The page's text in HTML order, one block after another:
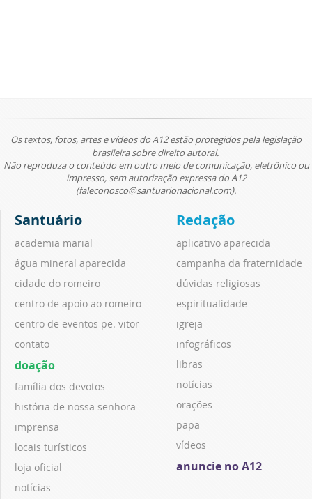
Os textos, fotos, artes e vídeos do A12 estão protegidos pela legislação
brasileira sobre direito autoral.
Não reproduza o conteúdo em outro meio de comunicação, eletrônico ou
impresso, sem autorização expressa do A12
(faleconosco@santuarionacional.com).
Santuário
academia marial
água mineral aparecida
cidade do romeiro
centro de apoio ao romeiro
centro de eventos pe. vitor
contato
doação
família dos devotos
história de nossa senhora
imprensa
locais turísticos
loja oficial
notícias
Redação
aplicativo aparecida
campanha da fraternidade
dúvidas religiosas
espiritualidade
igreja
infográficos
libras
notícias
orações
papa
vídeos
anuncie no A12